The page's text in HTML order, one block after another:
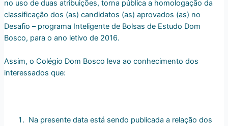
no uso de duas atribuições, torna pública a homologação da
classificação dos (as) candidatos (as) aprovados (as) no
Desafio – programa Inteligente de Bolsas de Estudo Dom
Bosco, para o ano letivo de 2016.
Assim, o Colégio Dom Bosco leva ao conhecimento dos
interessados que:
Na presente data está sendo publicada a relação dos